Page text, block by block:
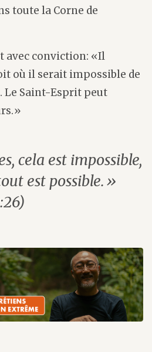
toute la Corne de
avec conviction: «Il
où il serait impossible de
Le Saint-Esprit peut
cela est impossible,
est possible.»